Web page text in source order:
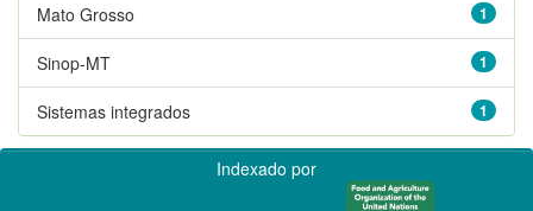
1
Mato Grosso
1
Sinop-MT
1
Sistemas integrados
Indexado por